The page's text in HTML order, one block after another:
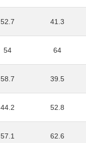
52.7 41.3
54 64
58.7 39.5
44.2 52.8
57.1 62.6